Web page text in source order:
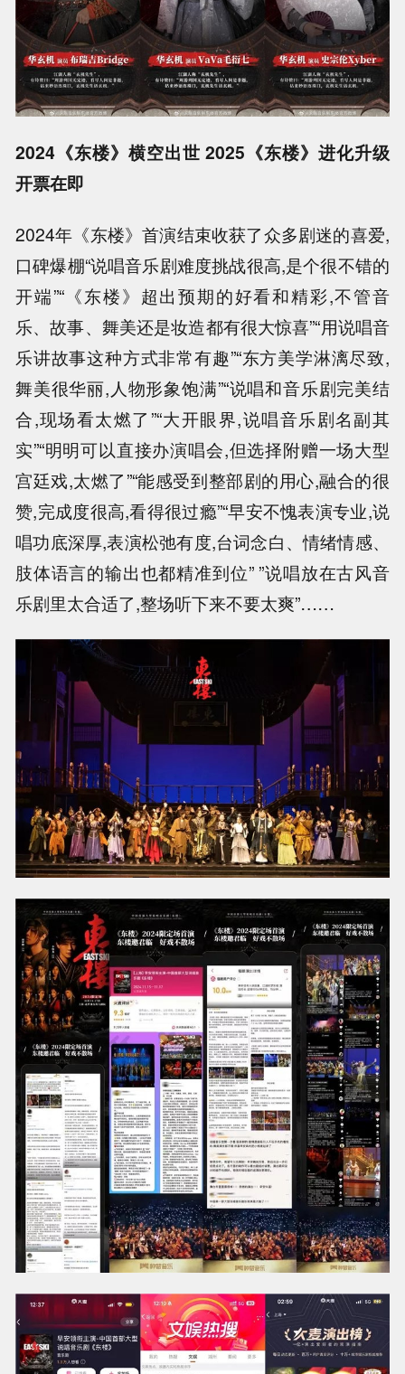
2024《东楼》横空出世 2025《东楼》进化升级
开票在即
2024年《东楼》首演结束收获了众多剧迷的喜爱,
口碑爆棚“说唱音乐剧难度挑战很高,是个很不错的
开端”“《东楼》超出预期的好看和精彩,不管音
乐、故事、舞美还是妆造都有很大惊喜”“用说唱音
乐讲故事这种方式非常有趣”“东方美学淋漓尽致,
舞美很华丽,人物形象饱满”“说唱和音乐剧完美结
合,现场看太燃了”“大开眼界,说唱音乐剧名副其
实”“明明可以直接办演唱会,但选择附赠一场大型
宫廷戏,太燃了”“能感受到整部剧的用心,融合的很
赞,完成度很高,看得很过瘾”“早安不愧表演专业,说
唱功底深厚,表演松弛有度,台词念白、情绪情感、
肢体语言的输出也都精准到位” ”说唱放在古风音
乐剧里太合适了,整场听下来不要太爽”……